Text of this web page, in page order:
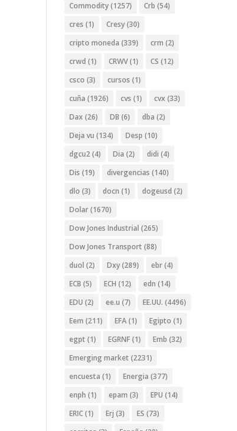
Commodity(1257) Crb (54)
cres (1) Cresy(30)
cripto moneda (339) crm (2)
crwd (1) CRWV(1) CS (12)
csco (3) cursos (1)
cuña (1926) cvs (1) cvx (33)
Dax (26) DB (6) dba (2)
Deja vu (134) Desp (10)
dgcu2(4) Dia (2) didi (4)
Dis (19) divergencias (140)
dlo (3) docn (1) dogeusd (2)
Dolar(1670)
Dow Jones Industrial (265)
Dow Jones Transport (88)
duol (2) Dxy(289) ebr(4)
ECB (5) ECH (12) edn (14)
EDU (2) ee.u (7) EE.UU. (4496)
Eem (211) EFA(1) Egipto (1)
egpt (1) EGRNF(1) Emb (32)
Emerging market (2231)
encuesta (1) Energia (377)
enph (1) epam (3) EPU (14)
ERIC(1) Erj (3) ES (73)